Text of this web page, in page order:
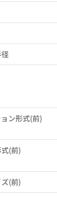
ン形式(前)
(前)
(前)